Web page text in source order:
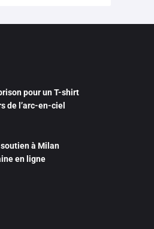
pour un T-shirt
de l’arc-en-ciel
à Milan
en ligne